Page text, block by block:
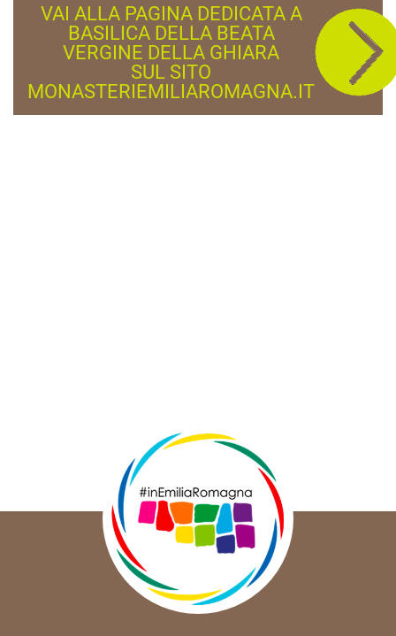
VAI ALLA PAGINA DEDICATA A
BASILICA DELLA BEATA
VERGINE DELLA GHIARA
SUL SITO
MONASTERIEMILIAROMAGNA.IT